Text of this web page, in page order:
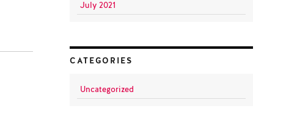
July 2021
CATEGORIES
Uncategorized